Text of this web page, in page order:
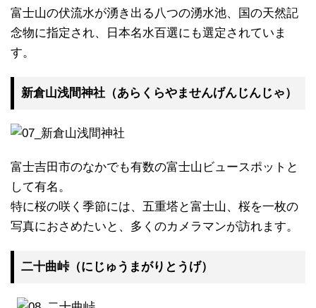
富士山の伏流水が湧き出る八つの湧水池、国の天然記
念物に指定され、日本名水百選にも選定されていま
す。
新倉山浅間神社（あらくらやませんげんじんじゃ）
富士吉田市のなかでも有数の富士山ビュースポットと
して有名。
特に桜の咲く季節には、五重塔と富士山、桜を一枚の
写真におさめたいと、多くのカメラマンが訪れます。
二十曲峠（にじゅうまがりとうげ）